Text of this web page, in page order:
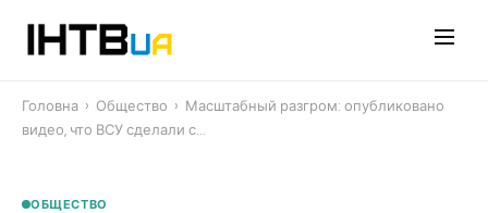
Головна › Общество › Масштабный разгром: опубликовано
видео, что ВСУ сделали с…
ОБЩЕСТВО